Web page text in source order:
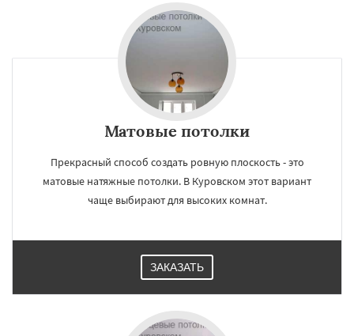
Матовые потолки
Прекрасный способ создать ровную плоскость - это
матовые натяжные потолки. В Куровском этот вариант
чаще выбирают для высоких комнат.
ЗАКАЗАТЬ